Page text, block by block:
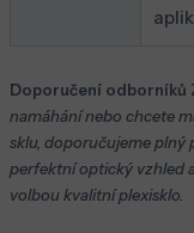
Doporučení odborníků
namáhání nebo chcete
sklu, doporučujeme plný
perfektní optický vzhled
volbou kvalitní plexisklo.